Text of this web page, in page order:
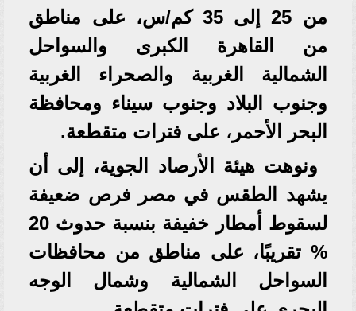
من 25 إلى 35 كم/س، على مناطق
من القاهرة الكبرى والسواحل
الشمالية الغربية والصحراء الغربية
وجنوب البلاد وجنوب سيناء ومحافظة
البحر الأحمر، على فترات متقطعة.
ونوهت هيئة الأرصاد الجوية، إلى أن
يشهد الطقس في مصر فرص ضعيفة
لسقوط أمطار خفيفة بنسبة حدوث 20
% تقريبًا، على مناطق من محافظات
السواحل الشمالية وشمال الوجه